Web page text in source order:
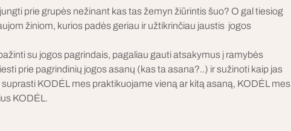
prie grupės nežinant kas tas žemyn žiūrintis šuo? O gal tiesiog
žiniom, kurios padės geriau ir užtikrinčiau jaustis  jogos
su jogos pagrindais, pagaliau gauti atsakymus į ramybės
prie pagrindinių jogos asanų (kas ta asana?..) ir sužinoti kaip jas
KODĖL mes praktikuojame vieną ar kitą asaną, KODĖL mes
KODĖL.